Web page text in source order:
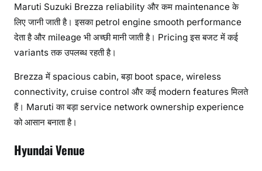
Maruti Suzuki Brezza reliability और कम maintenance के
लिए जानी जाती है। इसका petrol engine smooth performance
देता है और mileage भी अच्छी मानी जाती है। Pricing इस बजट में कई
variants तक उपलब्ध रहती है।
Brezza में spacious cabin, बड़ा boot space, wireless
connectivity, cruise control और कई modern features मिलते
हैं। Maruti का बड़ा service network ownership experience
को आसान बनाता है।
Hyundai Venue